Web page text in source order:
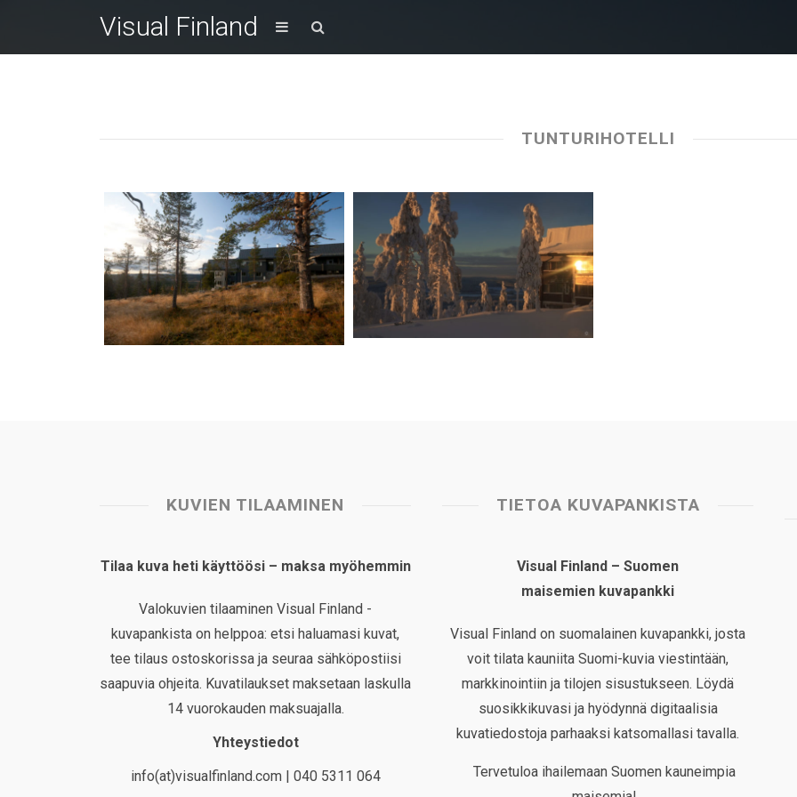
Visual Finland
TUNTURIHOTELLI
KUVIEN TILAAMINEN
Tilaa kuva heti käyttöösi – maksa myöhemmin
Valokuvien tilaaminen Visual Finland -
kuvapankista on helppoa: etsi haluamasi kuvat,
tee tilaus ostoskorissa ja seuraa sähköpostiisi
saapuvia ohjeita. Kuvatilaukset maksetaan laskulla
14 vuorokauden maksuajalla.
Yhteystiedot
info(at)visualfinland.com | 040 5311 064
TIETOA KUVAPANKISTA
Visual Finland – Suomen
maisemien kuvapankki
Visual Finland on suomalainen kuvapankki, josta
voit tilata kauniita Suomi-kuvia viestintään,
markkinointiin ja tilojen sisustukseen. Löydä
suosikkikuvasi ja hyödynnä digitaalisia
kuvatiedostoja parhaaksi katsomallasi tavalla.
Tervetuloa ihailemaan Suomen kauneimpia